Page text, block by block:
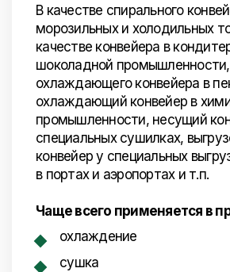
В качестве спирального
морозильных и холодильных
качестве конвейера в
шоколадной промышленности,
охлаждающего конвейера в
охлаждающий конвейер в
промышленности, несущий
специальных сушилках,
конвейер у специальных
в портах и аэропортах и т.п.
Чаще всего применяется в
охлаждение
сушка